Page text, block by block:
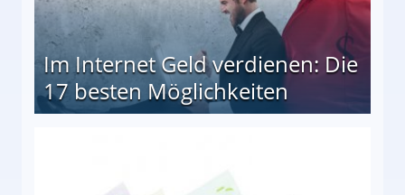
Im Internet Geld verdienen: Die
17 besten Möglichkeiten